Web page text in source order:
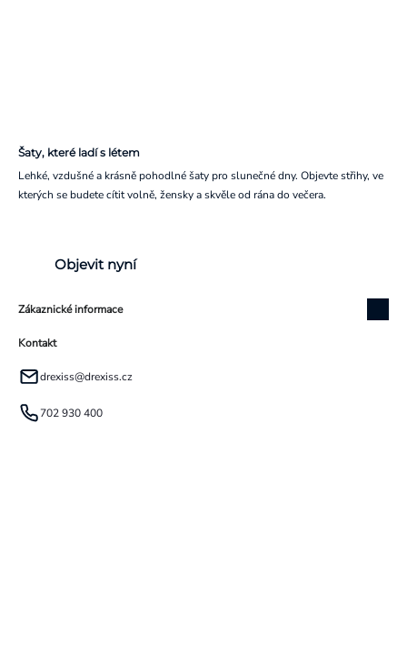
Šaty, které ladí s létem
Lehké, vzdušné a krásně pohodlné šaty pro slunečné dny. Objevte střihy, ve
kterých se budete cítit volně, žensky a skvěle od rána do večera.
Objevit nyní
Zákaznické informace
Kontakt
drexiss@drexiss.cz
702 930 400